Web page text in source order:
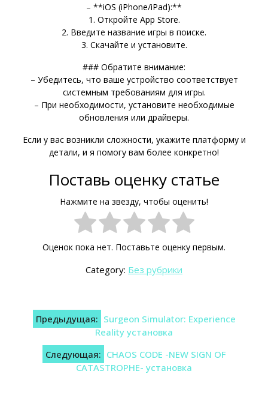
– **iOS (iPhone/iPad):**
1. Откройте App Store.
2. Введите название игры в поиске.
3. Скачайте и установите.
### Обратите внимание:
– Убедитесь, что ваше устройство соответствует
системным требованиям для игры.
– При необходимости, установите необходимые
обновления или драйверы.
Если у вас возникли сложности, укажите платформу и
детали, и я помогу вам более конкретно!
Поставь оценку статье
Нажмите на звезду, чтобы оценить!
Оценок пока нет. Поставьте оценку первым.
Category: Без рубрики
Навигация
записям
Предыдущая: Surgeon Simulator: Experience
Reality установка
Следующая: CHAOS CODE -NEW SIGN OF
CATASTROPHE- установка